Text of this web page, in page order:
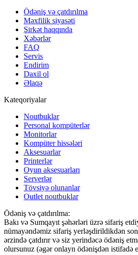
Ödəniş və çatdırılma
Məxfilik siyasəti
Şirkət haqqında
Xəbərlər
FAQ
Servis
Endirim
Daxil ol
Əlaqə
Kateqoriyalar
Noutbuklar
Personal kompüterlər
Monitorlar
Kompüter hissələri
Aksesuarlar
Printerlər
Oyun aksesuarları
Serverlər
Tövsiyə olunanlar
Outlet noutbuklar
Ödəniş və çatdırılma:
Bakı və Sumqayıt şəhərləri üzrə sifariş
nümayəndəmiz sifariş yerləşdirildikdən
ərzində çatdırır və siz yerindəcə ödəniş
olursunuz (əgər onlayn ödənişdən istifadə